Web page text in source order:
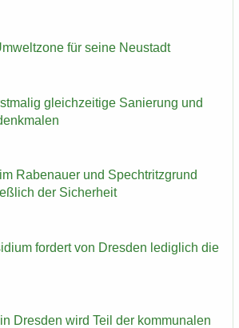
für seine Neu­stadt
gleich­zei­ti­ge Sa­nie­rung und
Ra­be­nau­er und Spech­tritz­grund
der Si­cher­heit
for­dert von Dres­den le­dig­lich die
Dres­den wird Teil der kom­mu­na­len